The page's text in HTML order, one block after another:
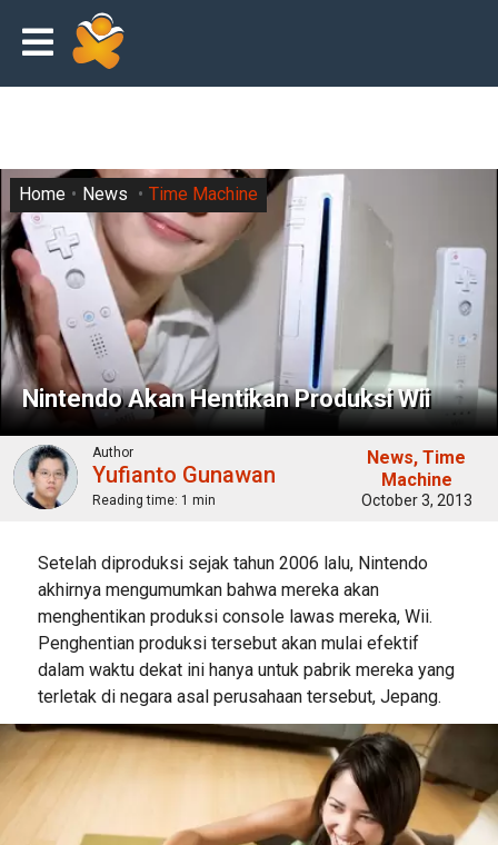
Nintendo Akan Hentikan Produksi Wii
Home News Time Machine
Author
Yufianto Gunawan
Reading time: 1 min
News Time
Machine
October 3, 2013
Setelah diproduksi sejak tahun 2006 lalu, Nintendo
akhirnya mengumumkan bahwa mereka akan
menghentikan produksi console lawas mereka, Wii.
Penghentian produksi tersebut akan mulai efektif
dalam waktu dekat ini hanya untuk pabrik mereka yang
terletak di negara asal perusahaan tersebut, Jepang.